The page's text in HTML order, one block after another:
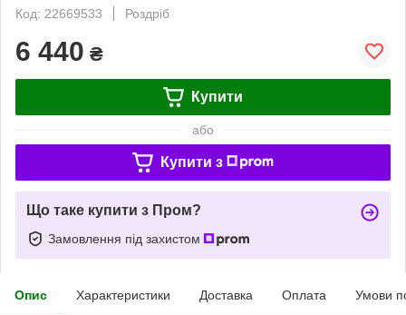
Код: 22669533
Роздріб
6 440 ₴
Купити
або
Купити з
Що таке купити з Пром?
Замовлення під захистом
Опис Характеристики Доставка Оплата Умови